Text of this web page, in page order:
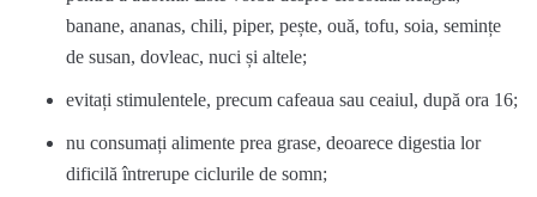
banane, ananas, chili, piper, pește, ouă, tofu, soia, semințe
de susan, dovleac, nuci și altele;
evitați stimulentele, precum cafeaua sau ceaiul, după ora 16;
nu consumați alimente prea grase, deoarece digestia lor
dificilă întrerupe ciclurile de somn;